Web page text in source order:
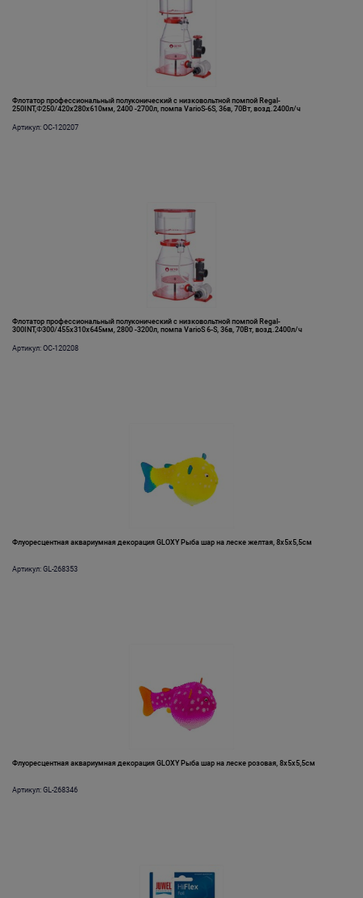
Флотатор профессиональный полуконический с низковольтной помпой Regal-
250INT,Φ250/420х280х610мм, 2400 -2700л, помпа VarioS-6S, 36в, 70Вт, возд.2400л/ч
Артикул: OC-120207
Флотатор профессиональный полуконический с низковольтной помпой Regal-
300INT,Φ300/455х310х645мм, 2800 -3200л, помпа VarioS 6-S, 36в, 70Вт, возд.2400л/ч
Артикул: OC-120208
Флуоресцентная аквариумная декорация GLOXY Рыба шар на леске желтая, 8х5х5,5см
Артикул: GL-268353
Флуоресцентная аквариумная декорация GLOXY Рыба шар на леске розовая, 8х5х5,5см
Артикул: GL-268346